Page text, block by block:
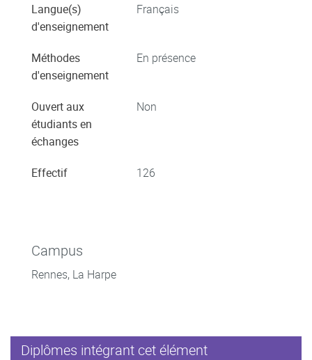
Langue(s)
d'enseignement
Français
Méthodes
d'enseignement
En présence
Ouvert aux
étudiants en
échanges
Non
Effectif 126
Campus
Rennes, La Harpe
Diplômes intégrant cet élément